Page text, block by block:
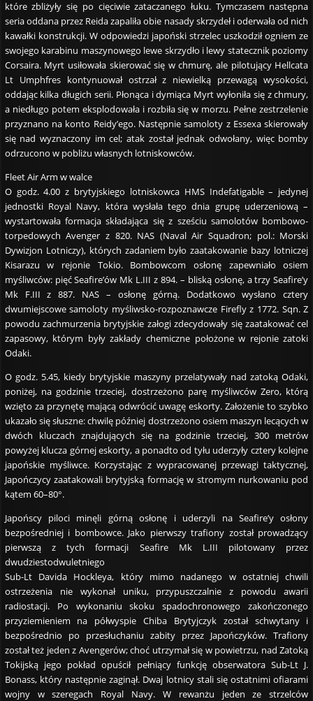
które zbliżyły się po cięciwie zataczanego łuku. Tymczasem następna
seria oddana przez Reida zapaliła obie nasady skrzydeł i oderwała od nich
kawałki konstrukcji. W odpowiedzi japoński strzelec uszkodził ogniem ze
swojego karabinu maszynowego lewe skrzydło i lewy statecznik poziomy
Corsaira. Myrt usiłowała skierować się w chmurę, ale pilotujący Hellcata
Lt Umphfres kontynuował ostrzał z niewielką przewagą wysokości,
oddając kilka długich serii. Płonąca i dymiąca Myrt wyłoniła się z chmury,
a niedługo potem eksplodowała i rozbiła się w morzu. Pełne zestrzelenie
przyznano na konto Reidy’ego. Następnie samoloty z Essexa skierowały
się nad wyznaczony im cel; atak został jednak odwołany, więc bomby
odrzucono w pobliżu własnych lotniskowców.
Fleet Air Arm w walce
O godz. 4.00 z brytyjskiego lotniskowca HMS Indefatigable – jedynej
jednostki Royal Navy, która wysłała tego dnia grupę uderzeniową –
wystartowała formacja składająca się z sześciu samolotów bombowo-
torpedowych Avenger z 820. NAS (Naval Air Squadron; pol.: Morski
Dywizjon Lotniczy), których zadaniem było zaatakowanie bazy lotniczej
Kisarazu w rejonie Tokio. Bombowcom osłonę zapewniało osiem
myśliwców: pięć Seafire’ów Mk L.III z 894. – bliską osłonę, a trzy Seafire’y
Mk F.III z 887. NAS – osłonę górną. Dodatkowo wysłano cztery
dwumiejscowe samoloty myśliwsko-rozpoznawcze Firefly z 1772. Sqn. Z
powodu zachmurzenia brytyjskie załogi zdecydowały się zaatakować cel
zapasowy, którym były zakłady chemiczne położone w rejonie zatoki
Odaki.
O godz. 5.45, kiedy brytyjskie maszyny przelatywały nad zatoką Odaki,
poniżej, na godzinie trzeciej, dostrzeżono parę myśliwców Zero, którą
wzięto za przynętę mającą odwrócić uwagę eskorty. Założenie to szybko
ukazało się słuszne: chwilę później dostrzeżono osiem maszyn lecących w
dwóch kluczach znajdujących się na godzinie trzeciej, 300 metrów
powyżej klucza górnej eskorty, a ponadto od tyłu uderzyły cztery kolejne
japońskie myśliwce. Korzystając z wypracowanej przewagi taktycznej,
Japończycy zaatakowali brytyjską formację w stromym nurkowaniu pod
kątem 60–80°.
Japońscy piloci minęli górną osłonę i uderzyli na Seafire’y osłony
bezpośredniej i bombowce. Jako pierwszy trafiony został prowadzący
pierwszą z tych formacji Seafire Mk L.III pilotowany przez
dwudziestodwuletniego
Sub-Lt Davida Hockleya, który mimo nadanego w ostatniej chwili
ostrzeżenia nie wykonał uniku, przypuszczalnie z powodu awarii
radiostacji. Po wykonaniu skoku spadochronowego zakończonego
przyziemieniem na półwyspie Chiba Brytyjczyk został schwytany i
bezpośrednio po przesłuchaniu zabity przez Japończyków. Trafiony
został też jeden z Avengerów; choć utrzymał się w powietrzu, nad Zatoką
Tokijską jego pokład opuścił pełniący funkcję obserwatora Sub-Lt J.
Bonass, który następnie zaginął. Dwaj lotnicy stali się ostatnimi ofiarami
wojny w szeregach Royal Navy. W rewanżu jeden ze strzelców